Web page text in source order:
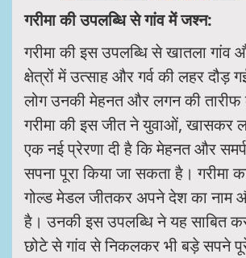
गरीमा की उपलब्धि से गांव में जश्न:
गरीमा की इस उपलब्धि से खातला
क्षेत्रों में उत्साह और गर्व की लहर दौड़
लोग उनकी मेहनत और लगन की तारीफ
गरीमा की इस जीत ने युवाओं, खासकर
एक नई प्रेरणा दी है कि मेहनत और
सपना पूरा किया जा सकता है। गरीमा
गोल्ड मेडल जीतकर अपने देश का नाम
है। उनकी इस उपलब्धि ने यह साबित
छोटे से गांव से निकलकर भी बड़े सपने